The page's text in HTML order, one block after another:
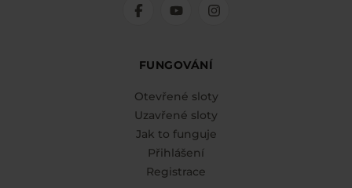
FUNGOVÁNÍ
Otevřené sloty
Uzavřené sloty
Jak to funguje
Přihlášení
Registrace